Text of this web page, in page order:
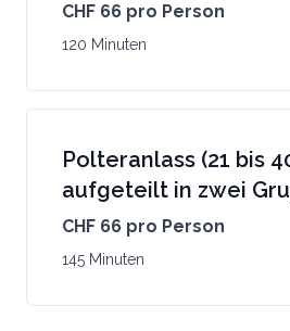
CHF 66 pro Person
120 Minuten
Polteranlass (21 bis
aufgeteilt in zwei
CHF 66 pro Person
145 Minuten